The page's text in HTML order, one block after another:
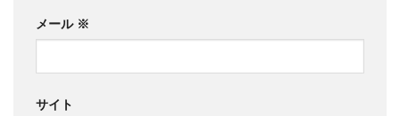
メール ※
サイト